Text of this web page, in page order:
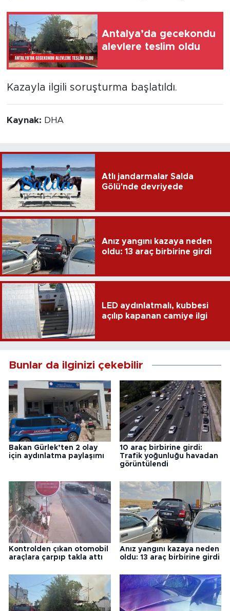
Antalya’da gecekondu
alevlere teslim oldu
Kazayla ilgili soruşturma başlatıldı.
Kaynak: DHA
Atlı jandarmalar Salda
Gölü'nde devriyede
Anız yangını kazaya neden
oldu: 13 araç birbirine girdi
LED aydınlatmalı, kubbesi
açılıp kapanan camiye ilgi
Bunlar da ilginizi çekebilir
Bakan Gürlek’ten 2 olay
için aydınlatma paylaşımı
10 araç birbirine girdi:
Trafik yoğunluğu havadan
görüntülendi
Kontrolden çıkan otomobil
araçlara çarpıp takla attı
Anız yangını kazaya neden
oldu: 13 araç birbirine girdi